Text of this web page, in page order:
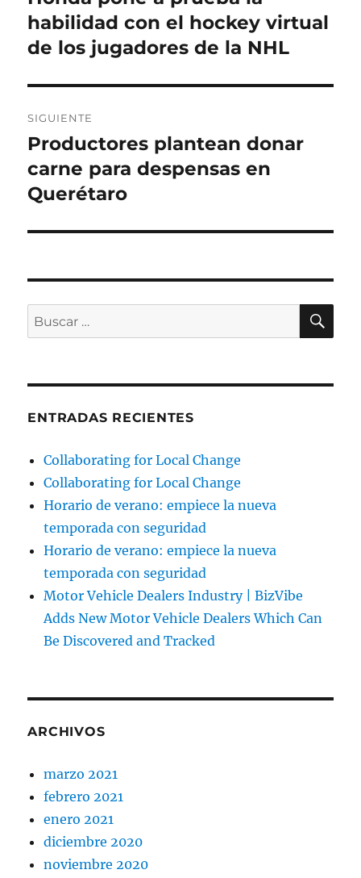
habilidad con el hockey virtual
de los jugadores de la NHL
SIGUIENTE
Entrada
siguiente:
Productores plantean donar
carne para despensas en
Querétaro
Buscar
por:
ENTRADAS RECIENTES
Collaborating for Local Change
Collaborating for Local Change
Horario de verano: empiece la nueva
temporada con seguridad
Horario de verano: empiece la nueva
temporada con seguridad
Motor Vehicle Dealers Industry | BizVibe
Adds New Motor Vehicle Dealers Which Can
Be Discovered and Tracked
ARCHIVOS
marzo 2021
febrero 2021
enero 2021
diciembre 2020
noviembre 2020